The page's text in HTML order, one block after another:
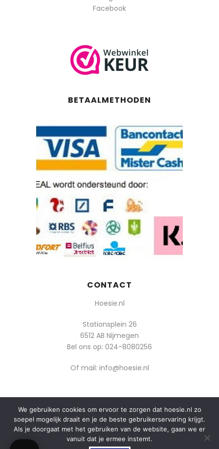
Facebook
BETAALMETHODEN
CONTACT
Hoesie.nl
Stationsplein 26
6512 AB Nijmegen
Bel ons op: 024-8080256
Of mail: info@hoesie.nl
© 2014-2025 Boozt - Hoesie.nl. All rights reserved.
algemene voorwaarden
privacy
We gebruiken cookies om ervoor te zorgen dat hoesie.nl zo
soepel mogelijk draait en je de beste gebruikerservaring krijgt.
Als je doorgaat met het gebruiken van de website, gaan we er
vanuit dat je ermee instemt.